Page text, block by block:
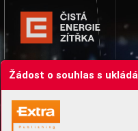
Žádost o souhlas s